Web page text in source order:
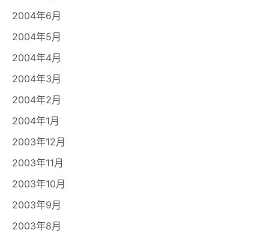
2004年6月
2004年5月
2004年4月
2004年3月
2004年2月
2004年1月
2003年12月
2003年11月
2003年10月
2003年9月
2003年8月